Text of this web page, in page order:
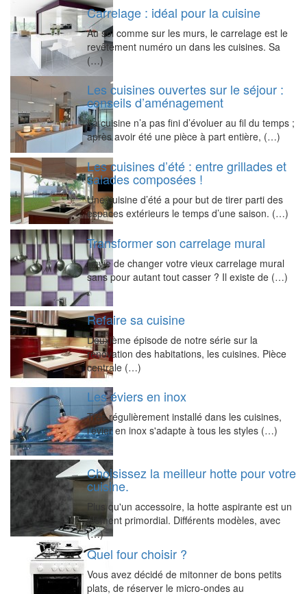
Carrelage : idéal pour la cuisine
Au sol comme sur les murs, le carrelage est le
revêtement numéro un dans les cuisines. Sa
(…)
Les cuisines ouvertes sur le séjour :
conseils d’aménagement
La cuisine n’a pas fini d’évoluer au fil du temps ;
après avoir été une pièce à part entière, (…)
Les cuisines d’été : entre grillades et
salades composées !
Une cuisine d’été a pour but de tirer parti des
espaces extérieurs le temps d’une saison. (…)
Transformer son carrelage mural
Envie de changer votre vieux carrelage mural
sans pour autant tout casser ? Il existe de (…)
Refaire sa cuisine
Deuxième épisode de notre série sur la
rénovation des habitations, les cuisines. Pièce
centrale (…)
Les éviers en inox
Très régulièrement installé dans les cuisines,
l'évier en inox s'adapte à tous les styles (…)
Choisissez la meilleur hotte pour votre
cuisine.
Plus qu'un accessoire, la hotte aspirante est un
élément primordial. Différents modèles, avec
(…)
Quel four choisir ?
Vous avez décidé de mitonner de bons petits
plats, de réserver le micro-ondes au